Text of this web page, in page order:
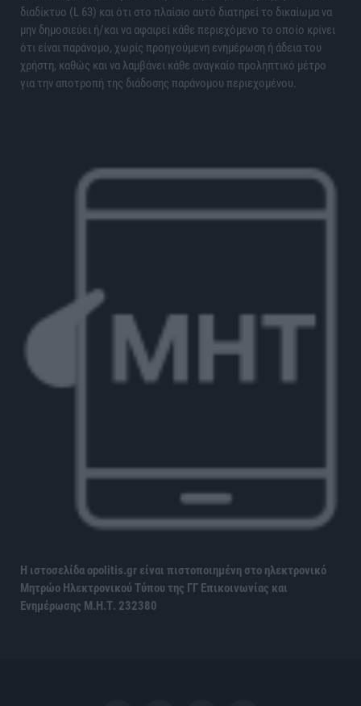
διαδίκτυο (L 63) και ότι στο πλαίσιο αυτό διατηρεί το δικαίωμα να
μην δημοσιεύει ή/και να αφαιρεί κάθε περιεχόμενο το οποίο κρίνει
ότι είναι παράνομο, χωρίς προηγούμενη ενημέρωση ή άδεια του
χρήστη, καθώς και να λαμβάνει κάθε αναγκαίο προληπτικό μέτρο
για την αποτροπή της διάδοσης παράνομου περιεχομένου.
Η ιστοσελίδα opolitis.gr είναι πιστοποιημένη στο ηλεκτρονικό
Μητρώο Ηλεκτρονικού Τύπου της ΓΓ Επικοινωνίας και
Ενημέρωσης Μ.Η.Τ. 232380